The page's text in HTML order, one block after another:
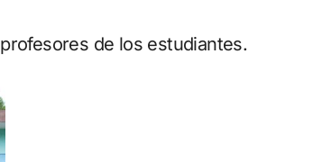
de los estudiantes.